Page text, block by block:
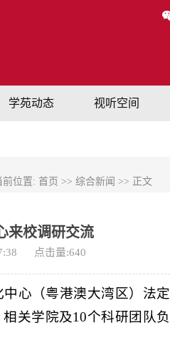
学苑动态 视听空间
前位置: 首页 >> 综合新闻 >> 正文
来校调研交流
点击量:640
心（粤港澳大湾区）法定
关学院及10个科研团队负